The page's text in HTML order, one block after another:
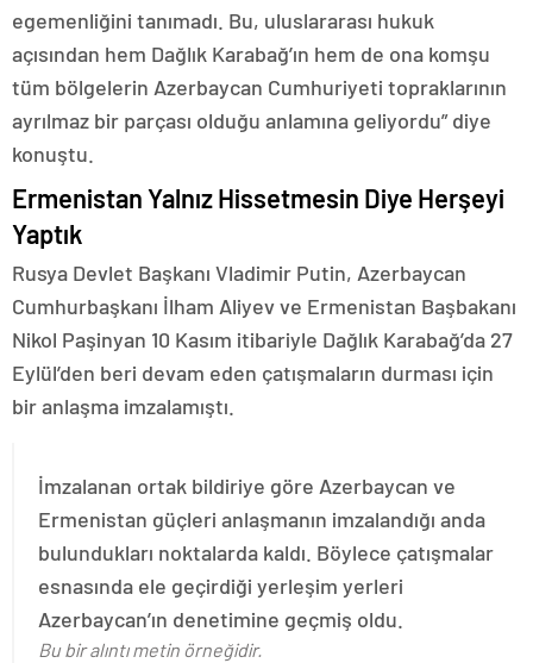
egemenliğini tanımadı. Bu, uluslararası hukuk
açısından hem Dağlık Karabağ’ın hem de ona komşu
tüm bölgelerin Azerbaycan Cumhuriyeti topraklarının
ayrılmaz bir parçası olduğu anlamına geliyordu” diye
konuştu.
Ermenistan Yalnız Hissetmesin Diye Herşeyi
Yaptık
Rusya Devlet Başkanı Vladimir Putin, Azerbaycan
Cumhurbaşkanı İlham Aliyev ve Ermenistan Başbakanı
Nikol Paşinyan 10 Kasım itibariyle Dağlık Karabağ’da 27
Eylül’den beri devam eden çatışmaların durması için
bir anlaşma imzalamıştı.
İmzalanan ortak bildiriye göre Azerbaycan ve
Ermenistan güçleri anlaşmanın imzalandığı anda
bulundukları noktalarda kaldı. Böylece çatışmalar
esnasında ele geçirdiği yerleşim yerleri
Azerbaycan’ın denetimine geçmiş oldu.
Bu bir alıntı metin örneğidir.